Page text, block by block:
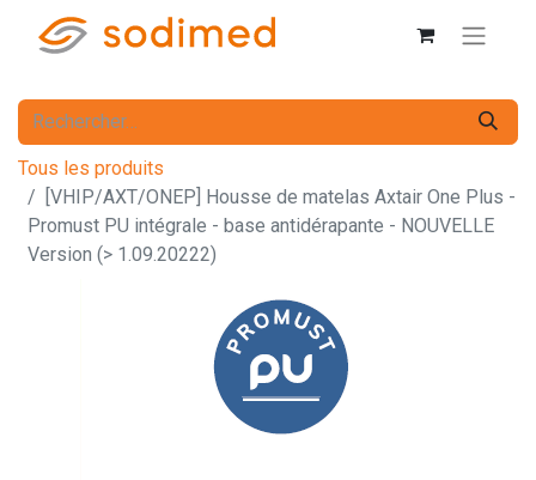
Tous les produits
[VHIP/AXT/ONEP] Housse de matelas Axtair One Plus -
Promust PU intégrale - base antidérapante - NOUVELLE
Version (> 1.09.20222)